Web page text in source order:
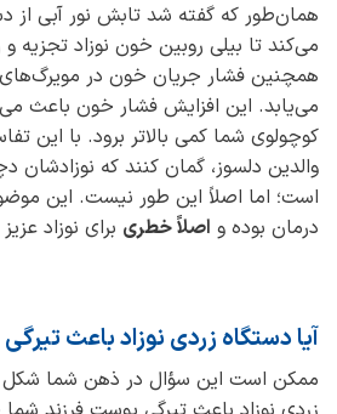
همان‌طور که گفته شد تابش نور آبی از
می‌کند تا بیلی روبین خون نوزاد تجزیه
همچنین فشار جریان خون در مویرگ‌های
می‌یابد. این افزایش فشار خون باعث
کوچولوی شما کمی بالاتر برود. با این
والدین دلسوز، گمان کنند که
است؛ اما اصلاً این طور نیست. این
درمان بوده و اصلاً خطری برای نوزاد
آیا دستگاه زردی نوزاد باعث
ممکن است این سؤال در ذهن شما شکل